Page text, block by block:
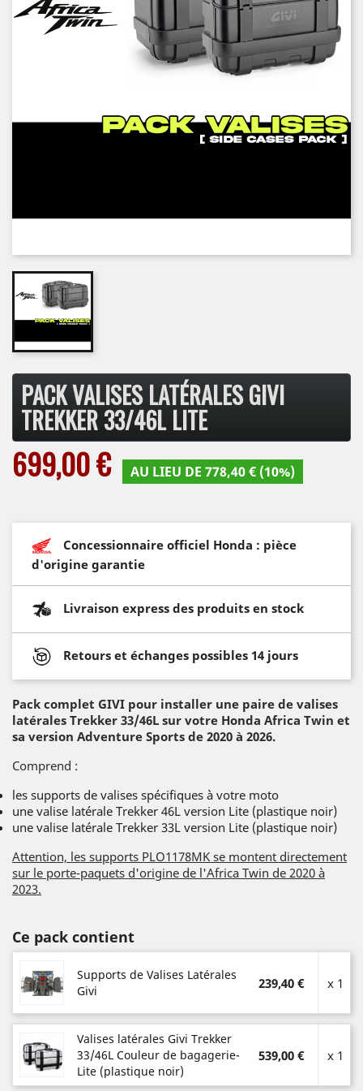
PACK VALISES LATÉRALES GIVI
TREKKER 33/46L LITE
699,00 € AU LIEU DE 778,40 € (10%)
Concessionnaire officiel Honda : pièce
d'origine garantie
Livraison express des produits en stock
Retours et échanges possibles 14 jours
Pack complet GIVI pour installer une paire de valises
latérales Trekker 33/46L sur votre Honda Africa Twin et
sa version Adventure Sports de 2020 à 2026.
Comprend :
les supports de valises spécifiques à votre moto
une valise latérale Trekker 46L version Lite (plastique noir)
une valise latérale Trekker 33L version Lite (plastique noir)
Attention, les supports PLO1178MK se montent directement
sur le porte-paquets d'origine de l'Africa Twin de 2020 à
2023.
Ce pack contient
Supports de Valises Latérales
Givi
239,40 € x 1
Valises latérales Givi Trekker
33/46L Couleur de bagagerie-
Lite (plastique noir)
539,00 € x 1